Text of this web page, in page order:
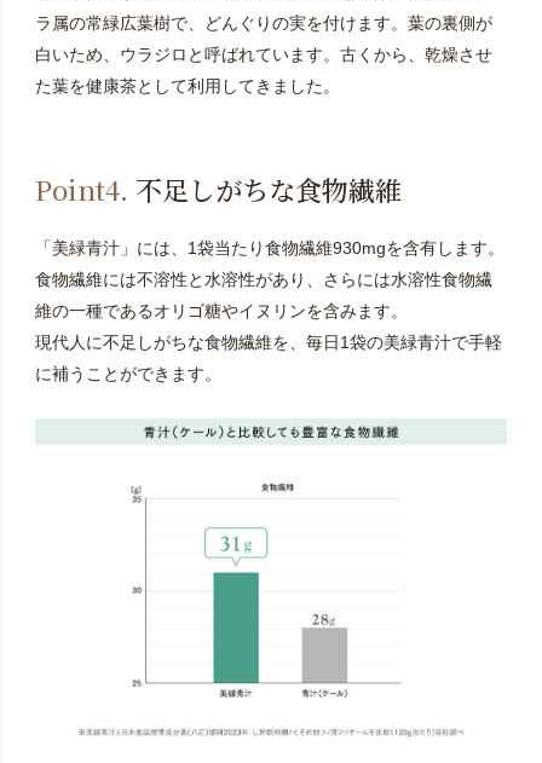
ラ属の常緑広葉樹で、どんぐりの実を付けます。葉の裏側が
白いため、ウラジロと呼ばれています。古くから、乾燥させ
た葉を健康茶として利用してきました。
Point4. 不足しがちな食物繊維
「美緑青汁」には、1袋当たり食物繊維930mgを含有します。
食物繊維には不溶性と水溶性があり、さらには水溶性食物繊
維の一種であるオリゴ糖やイヌリンを含みます。
現代人に不足しがちな食物繊維を、毎日1袋の美緑青汁で手軽
に補うことができます。